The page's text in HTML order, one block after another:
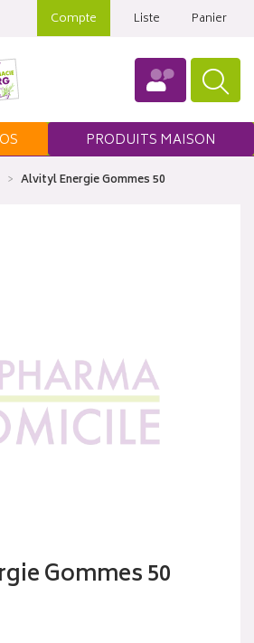
Compte Liste Panier
PRODUITS MAISON
Alvityl Energie Gommes 50
Gommes 50